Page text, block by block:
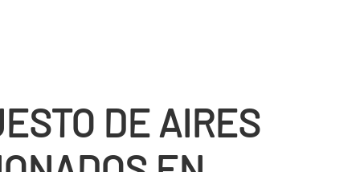
DE AIRES